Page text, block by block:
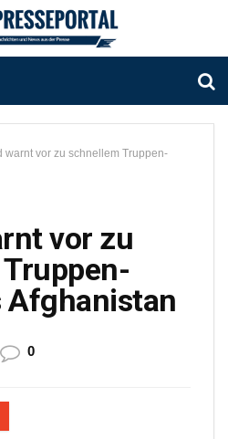
warnt vor zu schnellem Truppen-
vor zu
Afghanistan
0